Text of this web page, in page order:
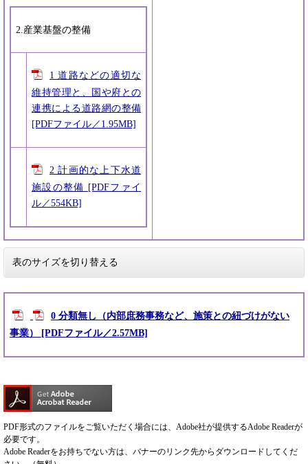
2.産業基盤の整備
1 道路などの適切な
維持管理と、国や府との
連携による道路網の整備
[PDFファイル／1.95MB]
2 計画的な上下水道
施設の整備 [PDFファイ
ル／554KB]
表のサイズを切り替える
0 分類無し（内部庶務事務など、施策との紐づけがない
事業） [PDFファイル／2.57MB]
PDF形式のファイルをご覧いただく場合には、Adobe社が提供するAdobe Readerが
必要です。
Adobe Readerをお持ちでない方は、バナーのリンク先からダウンロードしてくだ